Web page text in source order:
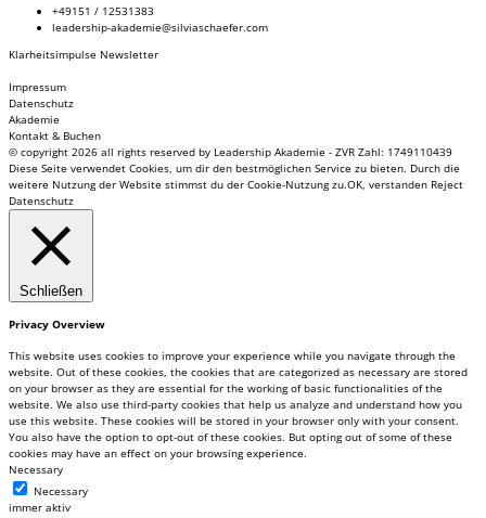
+49151 / 12531383
leadership-akademie@silviaschaefer.com
Klarheitsimpulse Newsletter
Impressum
Datenschutz
Akademie
Kontakt & Buchen
© copyright 2026 all rights reserved by Leadership Akademie - ZVR Zahl: 1749110439
Diese Seite verwendet Cookies, um dir den bestmöglichen Service zu bieten. Durch die
weitere Nutzung der Website stimmst du der Cookie-Nutzung zu.OK, verstanden Reject
Datenschutz
Schließen
Privacy Overview
This website uses cookies to improve your experience while you navigate through the
website. Out of these cookies, the cookies that are categorized as necessary are stored
on your browser as they are essential for the working of basic functionalities of the
website. We also use third-party cookies that help us analyze and understand how you
use this website. These cookies will be stored in your browser only with your consent.
You also have the option to opt-out of these cookies. But opting out of some of these
cookies may have an effect on your browsing experience.
Necessary
Necessary
immer aktiv